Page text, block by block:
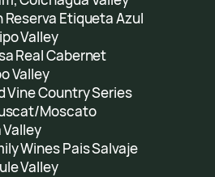
Reserva Etiqueta Azul
Valley
Real Cabernet
Valley
Vine Country Series
Moscato
Wines Pais Salvaje
Valley